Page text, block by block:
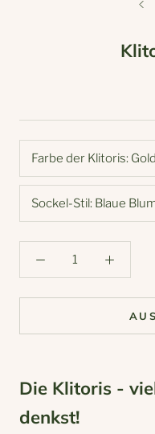
Farbe der Klitoris: Gold
Sockel-Stil: Blaue
Die Klitoris -
denkst!